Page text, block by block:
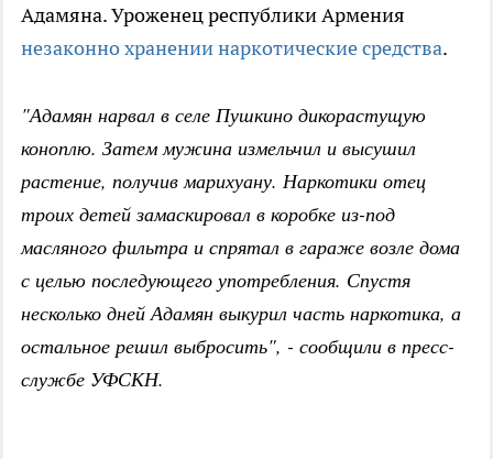
Адамяна. Уроженец республики Армения
незаконно хранении наркотические средства.
"Адамян нарвал в селе Пушкино дикорастущую
коноплю. Затем мужина измельчил и высушил
растение, получив марихуану. Наркотики отец
троих детей замаскировал в коробке из-под
масляного фильтра и спрятал в гараже возле дома
с целью последующего употребления. Спустя
несколько дней Адамян выкурил часть наркотика, а
остальное решил выбросить", - сообщили в пресс-
службе УФСКН.